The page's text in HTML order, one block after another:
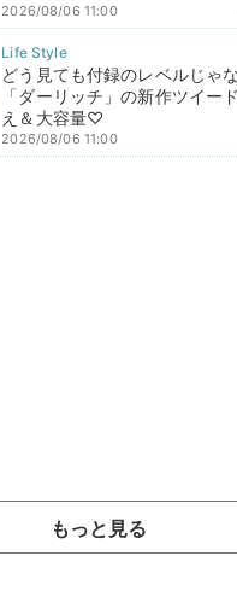
2026/08/06 11:00
どう見ても付録のレベルじゃ
「ダーリッチ」の新作ツイー
え＆大容量♡
2026/08/06 11:00
もっと見る